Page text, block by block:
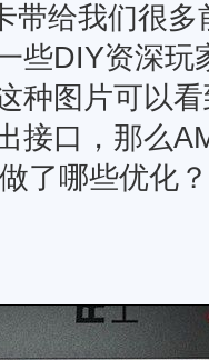
带给我们很
些DIY资深玩
种图片可以
接口，那么
了哪些优化？